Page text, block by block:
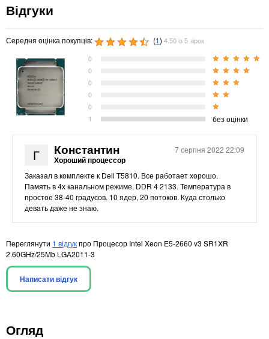
Відгуки
Середня оцінка покупців: (1) 4.50 із 5 зірок
0
0
0
0
0
1
без оцінки
7 серпня 2022 22:09
Г Константин
Хороший процессор
Заказал в комплекте к Dell T5810. Все работает хорошо.
Память в 4х канальном режиме, DDR 4 2133. Температура в
простое 38-40 градусов. 10 ядер, 20 потоков. Куда столько
девать даже не знаю.
Переглянути 1 відгукпро Процесор Intel Xeon E5-2660 v3 SR1XR
2.60GHz/25Mb LGA2011-3
Написати відгук
Огляд